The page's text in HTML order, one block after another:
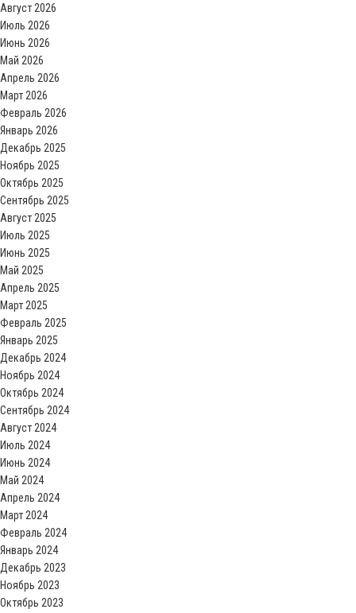
Август 2026
Июль 2026
Июнь 2026
Май 2026
Апрель 2026
Март 2026
Февраль 2026
Январь 2026
Декабрь 2025
Ноябрь 2025
Октябрь 2025
Сентябрь 2025
Август 2025
Июль 2025
Июнь 2025
Май 2025
Апрель 2025
Март 2025
Февраль 2025
Январь 2025
Декабрь 2024
Ноябрь 2024
Октябрь 2024
Сентябрь 2024
Август 2024
Июль 2024
Июнь 2024
Май 2024
Апрель 2024
Март 2024
Февраль 2024
Январь 2024
Декабрь 2023
Ноябрь 2023
Октябрь 2023